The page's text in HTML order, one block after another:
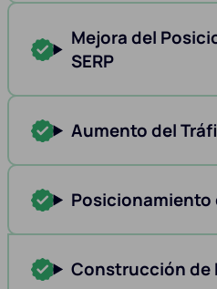
Mejora del
SERP
Aumento del
Posicionamiento
Construcción de